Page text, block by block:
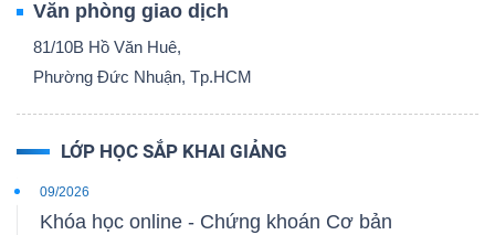
Văn phòng giao dịch
81/10B Hồ Văn Huê,
Phường Đức Nhuận, Tp.HCM
LỚP HỌC SẮP KHAI GIẢNG
09/2026
Khóa học online - Chứng khoán Cơ bản